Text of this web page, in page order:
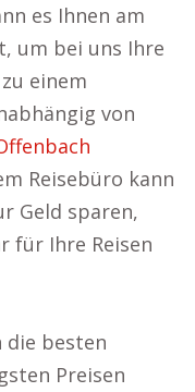
es Ihnen am
um bei uns Ihre
einem
von
Reisebüro kann
Geld sparen,
für Ihre Reisen
die besten
Preisen